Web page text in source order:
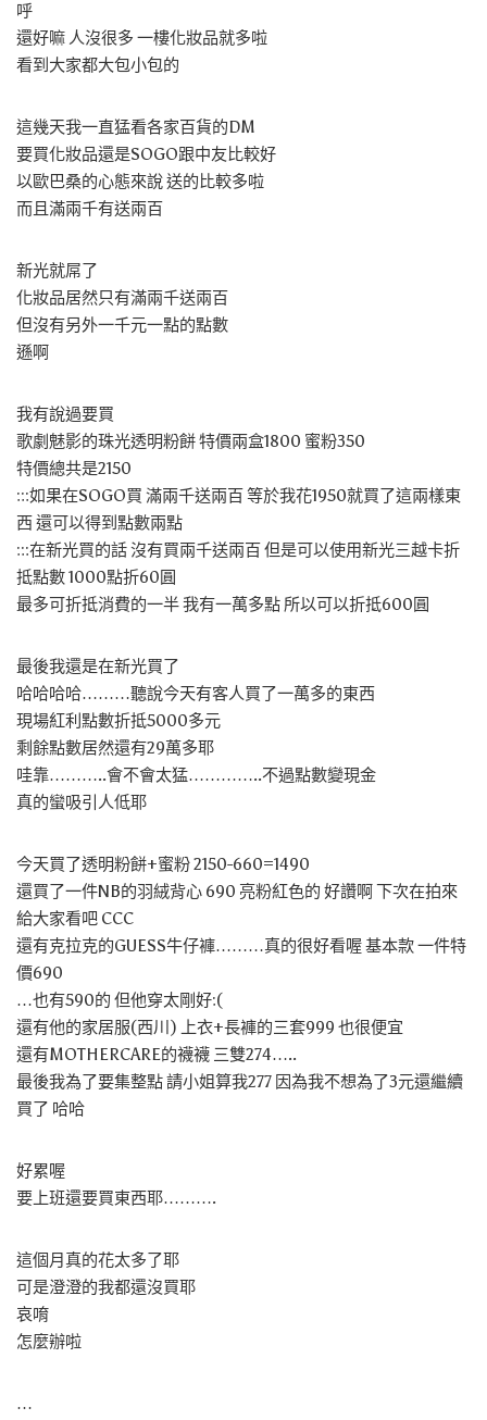
呼
還好嘛 人沒很多 一樓化妝品就多啦
看到大家都大包小包的
這幾天我一直猛看各家百貨的DM
要買化妝品還是SOGO跟中友比較好
以歐巴桑的心態來說 送的比較多啦
而且滿兩千有送兩百
新光就屌了
化妝品居然只有滿兩千送兩百
但沒有另外一千元一點的點數
遜啊
我有說過要買
歌劇魅影的珠光透明粉餅 特價兩盒1800 蜜粉350
特價總共是2150
:::如果在SOGO買 滿兩千送兩百 等於我花1950就買了這兩樣東
西 還可以得到點數兩點
:::在新光買的話 沒有買兩千送兩百 但是可以使用新光三越卡折
抵點數 1000點折60圓
最多可折抵消費的一半 我有一萬多點 所以可以折抵600圓
最後我還是在新光買了
哈哈哈哈………聽說今天有客人買了一萬多的東西
現場紅利點數折抵5000多元
剩餘點數居然還有29萬多耶
哇靠………..會不會太猛…………..不過點數變現金
真的蠻吸引人低耶
今天買了透明粉餅+蜜粉 2150-660=1490
還買了一件NB的羽絨背心 690 亮粉紅色的 好讚啊 下次在拍來
給大家看吧 CCC
還有克拉克的GUESS牛仔褲………真的很好看喔 基本款 一件特
價690
…也有590的 但他穿太剛好:(
還有他的家居服(西川) 上衣+長褲的三套999 也很便宜
還有MOTHERCARE的襪襪 三雙274…..
最後我為了要集整點 請小姐算我277 因為我不想為了3元還繼續
買了 哈哈
好累喔
要上班還要買東西耶……….
這個月真的花太多了耶
可是澄澄的我都還沒買耶
哀唷
怎麼辦啦
…